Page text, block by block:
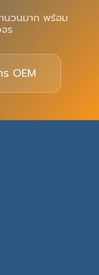
นวนมาก พร้อม
ร
ร OEM